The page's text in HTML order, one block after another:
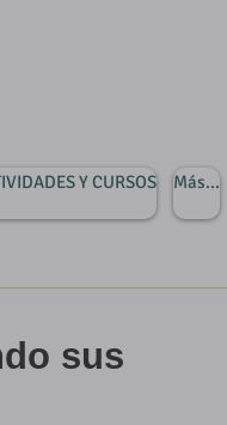
sus
Y CURSOS Más...